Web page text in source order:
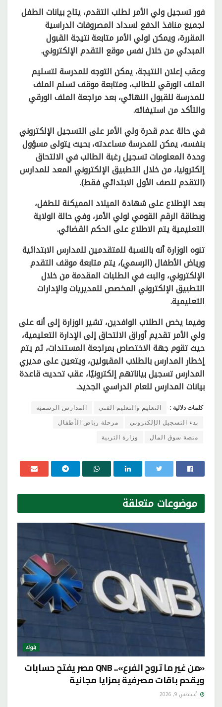
فور تسجيل ولي الأمر لطلب التقدم، يتاح بيانات الطفل
لجميع منافذ الدفع لسداد المصروفات الدراسية
المقررة، ويمكن لولي الأمر متابعة نتيجة القبول
المبدئي من خلال نفس موقع التقدم الإلكتروني.
وعقب إعلان النتيجة، يمكن التوجه للمدرسة لتسليم
الملف الورقي للطالب، ومتابعة موقف تسلم الملف
للمدرسة للقبول النهائي، بعد مراجعة الملف الورقي
والتأكد من استيفائه.
في حالة عدم قدرة ولي الأمر على التسجيل الإلكتروني
بنفسه، يمكن للمدرسة مساعدته، بحيث يتولى مسؤول
وحدة المعلومات تسجيل رغبة الطالب في الالتحاق
إلكترونيا، من خلال التطبيق الإلكتروني المعد للمدارس
(التقدم للصف الأول الابتدائي فقط).
بعد الإطلاع على شهادة الميلاد المميكنة للطفل،
وبطاقة الرقم القومي لولي الأمر، وفي حالة الولاية
التعليمية يتم الاطلاع على الحكم القضائي.
تنوه الوزارة أنه بالنسبة للمتقدمين للمدارس الابتدائية
ورياض الأطفال (الرسمي)، يتم متابعة موقف التقدم
الإلكتروني، والبت في الطلبات المقدمة من خلال
التطبيق الإلكتروني المخصص للمديريات والإدارات
التعليمية.
وفيما يخص الطلاب الوافدين، تشير الوزارة إلى أنه على
ولي الأمر تقديم أوراق الالتحاق إلى الإدارة التعليمية،
حيث تقوم جهة الاختصاص بمراجعة المستندات، ثم يتم
إخطار المدارس بالطلاب المقبولين، ويتعين على مديري
المدارس تسجيل بياناتهم إلكترونيًا، عقب تحديث قاعدة
بيانات المدارس للعام الدراسي الجديد.
كلمات دلالية : التعليم والتعليم الفني
المدارس الرسمية
بدء التسجيل الإلكتروني
مرحلة رياض الأطفال
منصة سوق المال
وزارة التربية
موضوعات متعلقة
بنوك
«من غير ما تروح الفرع».. QNB مصر يفتح حسابات
ويقدم باقات مصرفية بمزايا مجانية
أغسطس 9, 2026